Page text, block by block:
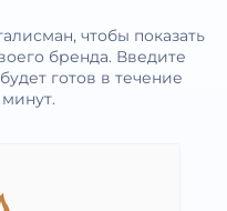
чтобы показать
бренда. Введите
готов в течение